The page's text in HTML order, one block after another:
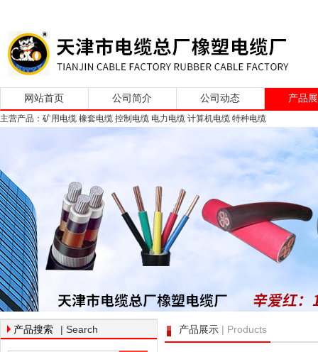
网站首页 公司简介 公司动态 产品
主营产品：矿用电缆 橡套电缆 控制电缆 电力电缆 计算机电缆 特种电缆
产品搜索 | Search 产品展示 | Products